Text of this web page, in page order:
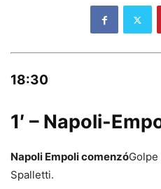
18:30
1′ – Napoli-
Napoli Empoli comenzó
Spalletti.